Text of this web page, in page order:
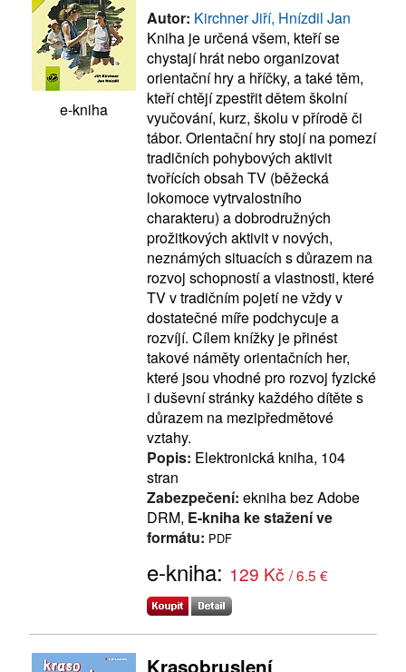
e-kniha
Autor: Kirchner Jiří, Hnízdil Jan
Kniha je určená všem, kteří se
chystají hrát nebo organizovat
orientační hry a hříčky, a také těm,
kteří chtějí zpestřit dětem školní
vyučování, kurz, školu v přírodě či
tábor. Orientační hry stojí na pomezí
tradičních pohybových aktivit
tvořících obsah TV (běžecká
lokomoce vytrvalostního
charakteru) a dobrodružných
prožitkových aktivit v nových,
neznámých situacích s důrazem na
rozvoj schopností a vlastnosti, které
TV v tradičním pojetí ne vždy v
dostatečné míře podchycuje a
rozvíjí. Cílem knížky je přinést
takové náměty orientačních her,
které jsou vhodné pro rozvoj fyzické
i duševní stránky každého dítěte s
důrazem na mezipředmětové
vztahy.
Popis: Elektronická kniha, 104
stran
Zabezpečení: ekniha bez Adobe
DRM, E-kniha ke stažení ve
formátu: PDF
e-kniha: 129 Kč / 6.5 €
Krasobruslení